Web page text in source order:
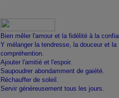
Bien mêler l'amour et la fidélité à la
Y mélanger la tendresse, la douceur et la
compréhention.
Ajouter l'amitié et l'espoir.
Saupoudrer abondamment de gaiété.
Réchauffer de soleil.
Servir généreusement tous les jours.